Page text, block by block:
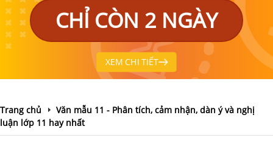
CHỈ CÒN 2 NGÀY
XEM CHI TIẾT
Trang chủ
Văn mẫu 11 - Phân tích, cảm nhận, dàn ý và nghị
luận lớp 11 hay nhất